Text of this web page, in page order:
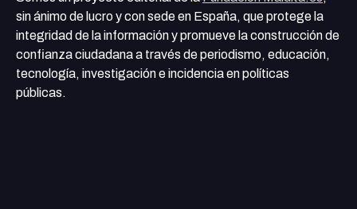
sin ánimo de lucro y con sede en España, que protege la
integridad de la información y promueve la construcción de
confianza ciudadana a través de periodismo, educación,
tecnología, investigación e incidencia en políticas
públicas.